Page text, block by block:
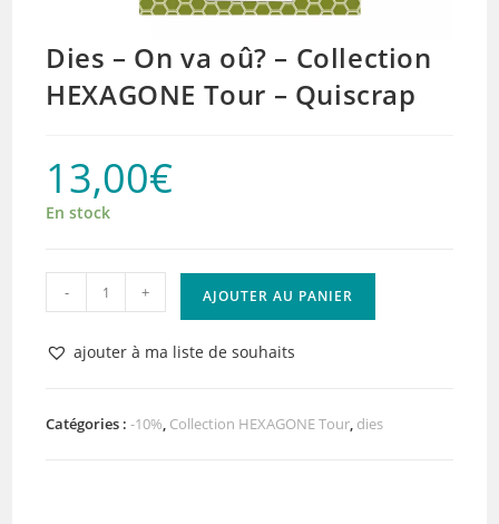
Dies – On va oû? – Collection
HEXAGONE Tour – Quiscrap
13,00€
En stock
quantité
de
Dies
va
- + AJOUTER AU PANIER
ajouter à ma liste de souhaits
Catégories :-10%, Collection HEXAGONE Tour, dies